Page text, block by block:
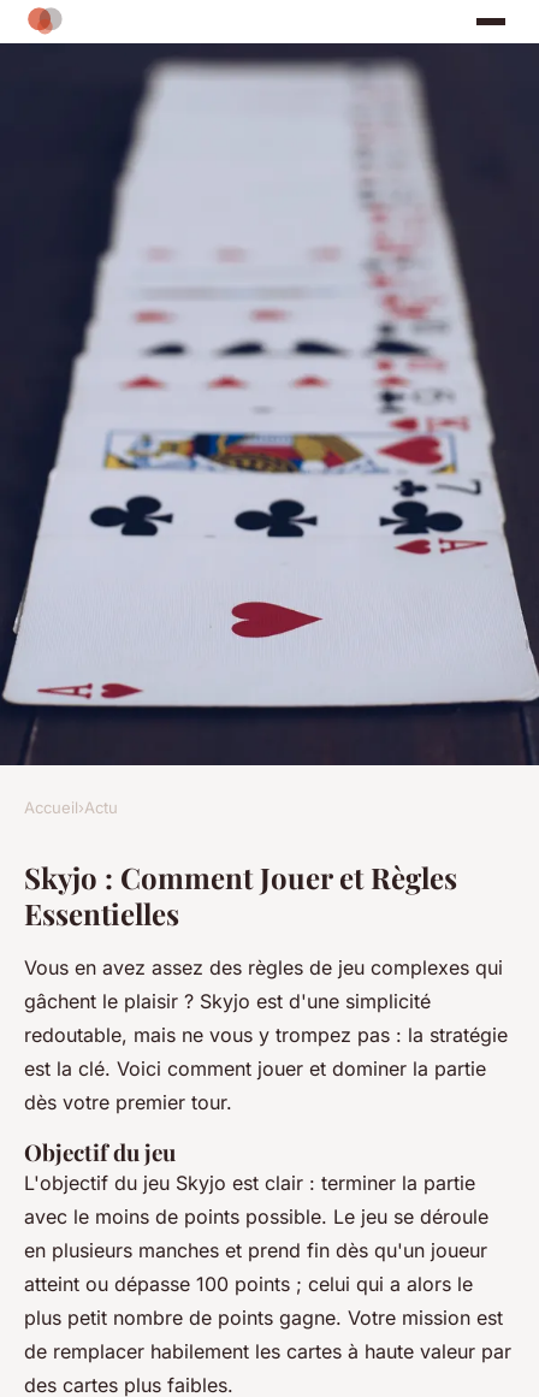
Skyjo : règles du jeu de cartes
simple et rapide
Noam •4 juillet 2025•4 min de lecture
Accueil›Actu
Skyjo : Comment Jouer et Règles
Essentielles
Vous en avez assez des règles de jeu complexes qui
gâchent le plaisir ? Skyjo est d'une simplicité
redoutable, mais ne vous y trompez pas : la stratégie
est la clé. Voici comment jouer et dominer la partie
dès votre premier tour.
Objectif du jeu
L'objectif du jeu Skyjo est clair : terminer la partie
avec le moins de points possible. Le jeu se déroule
en plusieurs manches et prend fin dès qu'un joueur
atteint ou dépasse 100 points ; celui qui a alors le
plus petit nombre de points gagne. Votre mission est
de remplacer habilement les cartes à haute valeur par
des cartes plus faibles.